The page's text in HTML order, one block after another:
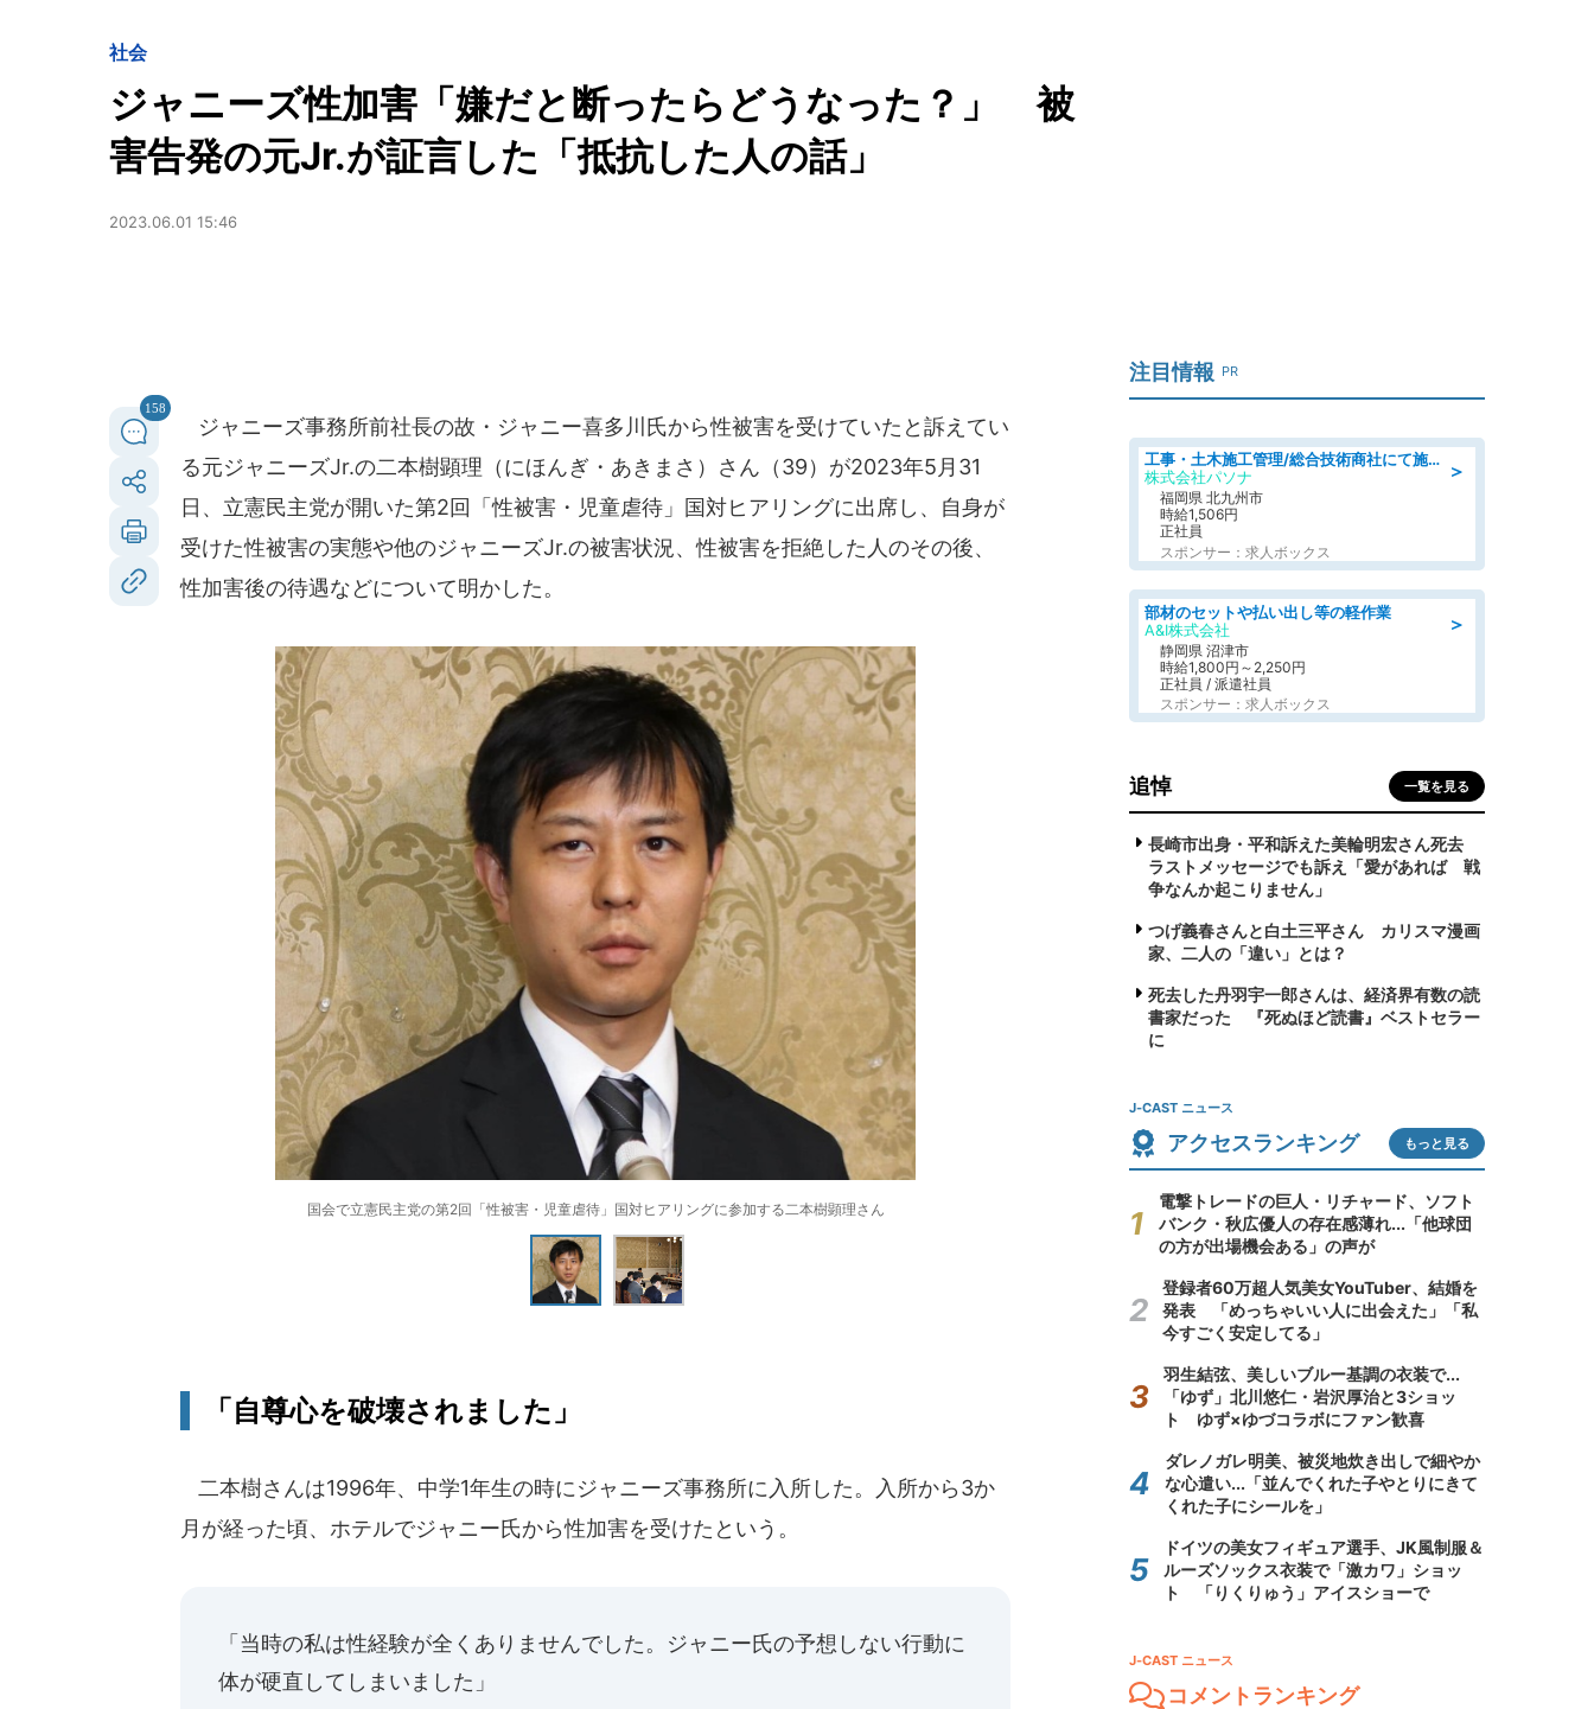
社会
ジャニーズ性加害「嫌だと断ったらどうなった？」 被
害告発の元Jr.が証言した「抵抗した人の話」
2023.06.01 15:46
158
ジャニーズ事務所前社長の故・ジャニー喜多川氏から性被害を受けていたと訴えてい
る元ジャニーズJr.の二本樹顕理（にほんぎ・あきまさ）さん（39）が2023年5月31
日、立憲民主党が開いた第2回「性被害・児童虐待」国対ヒアリングに出席し、自身が
受けた性被害の実態や他のジャニーズJr.の被害状況、性被害を拒絶した人のその後、
性加害後の待遇などについて明かした。
国会で立憲民主党の第2回「性被害・児童虐待」国対ヒアリングに参加する二本樹顕理さん
「自尊心を破壊されました」
二本樹さんは1996年、中学1年生の時にジャニーズ事務所に入所した。入所から3か
月が経った頃、ホテルでジャニー氏から性加害を受けたという。
「当時の私は性経験が全くありませんでした。ジャニー氏の予想しない行動に
体が硬直してしまいました」
注目情報 PR
＞
工事・土木施工管理/総合技術商社にて施工管理のお仕事/即日勤務可/車通勤可/工事・土木施工管理/生産・品質管理
株式会社パソナ
福岡県 北九州市
時給1,506円
正社員
スポンサー：求人ボックス
＞
部材のセットや払い出し等の軽作業
A&I株式会社
静岡県 沼津市
時給1,800円～2,250円
正社員 / 派遣社員
スポンサー：求人ボックス
追悼 一覧を見る
長崎市出身・平和訴えた美輪明宏さん死去
ラストメッセージでも訴え「愛があれば 戦
争なんか起こりません」
つげ義春さんと白土三平さん カリスマ漫画
家、二人の「違い」とは？
死去した丹羽宇一郎さんは、経済界有数の読
書家だった 『死ぬほど読書』ベストセラー
に
J-CAST ニュース
アクセスランキング もっと見る
電撃トレードの巨人・リチャード、ソフト
バンク・秋広優人の存在感薄れ...「他球団
の方が出場機会ある」の声が
登録者60万超人気美女YouTuber、結婚を
発表 「めっちゃいい人に出会えた」「私
今すごく安定してる」
羽生結弦、美しいブルー基調の衣装で...
「ゆず」北川悠仁・岩沢厚治と3ショッ
ト ゆず×ゆづコラボにファン歓喜
ダレノガレ明美、被災地炊き出しで細やか
な心遣い...「並んでくれた子やとりにきて
くれた子にシールを」
ドイツの美女フィギュア選手、JK風制服＆
ルーズソックス衣装で「激カワ」ショッ
ト 「りくりゅう」アイスショーで
J-CAST ニュース
コメントランキング